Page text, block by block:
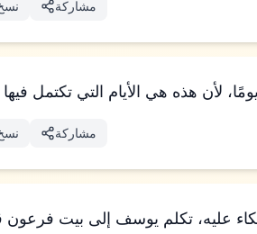
مشاركة
مشاركة
عليه، تكلم يوسف إلى بيت